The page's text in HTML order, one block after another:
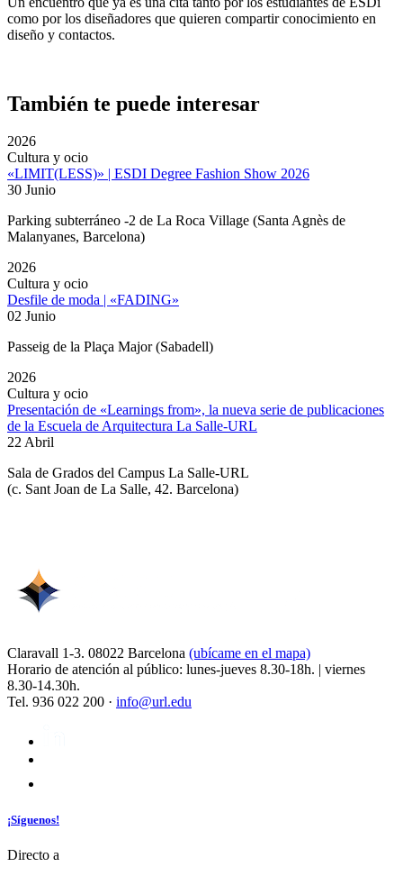
como por los diseñadores que quieren compartir conocimiento en
diseño y contactos.
También te puede interesar
2026
Cultura y ocio
«LIMIT(LESS)» | ESDI Degree Fashion Show 2026
30 Junio
Parking subterráneo -2 de La Roca Village (Santa Agnès de
Malanyanes, Barcelona)
2026
Cultura y ocio
Desfile de moda | «FADING»
02 Junio
Passeig de la Plaça Major (Sabadell)
2026
Cultura y ocio
Presentación de «Learnings from», la nueva serie de publicaciones
de la Escuela de Arquitectura La Salle-URL
22 Abril
Sala de Grados del Campus La Salle-URL
(c. Sant Joan de La Salle, 42. Barcelona)
Claravall 1-3. 08022 Barcelona (ubícame en el mapa)
Horario de atención al público: lunes-jueves 8.30-18h. | viernes
8.30-14.30h.
Tel. 936 022 200 · info@url.edu
¡Síguenos!
Directo a